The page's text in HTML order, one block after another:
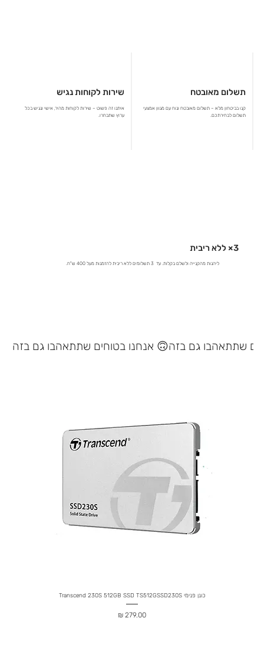
שירות לקוחות נגיש
איתנו זה פשוט – שירות לקוחות מהיר, אישי ונגיש בכל
ערוץ שתבחרו.
תשלום מאובטח
קנו בביטחון מלא – תשלום מאובטח ונוח עם מגוון אמצעי
תשלום לבחירתכם.
3× ללא ריבית
ליהנות מהקנייה ולשלם בקלות. עד 3 תשלומים ללא ריבית להזמנות מעל 400 ש"ח.
אנחנו בטוחים שתתאהבו גם בזה 🙃
כונן פנימי Transcend 230S 512GB SSD TS512GSSD230S
מחיר